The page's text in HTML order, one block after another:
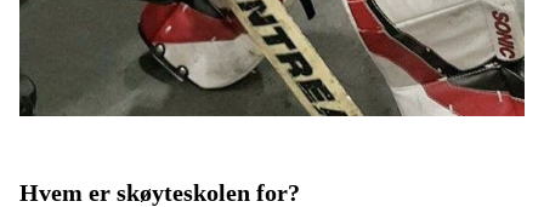
Hvem er skøyteskolen for?